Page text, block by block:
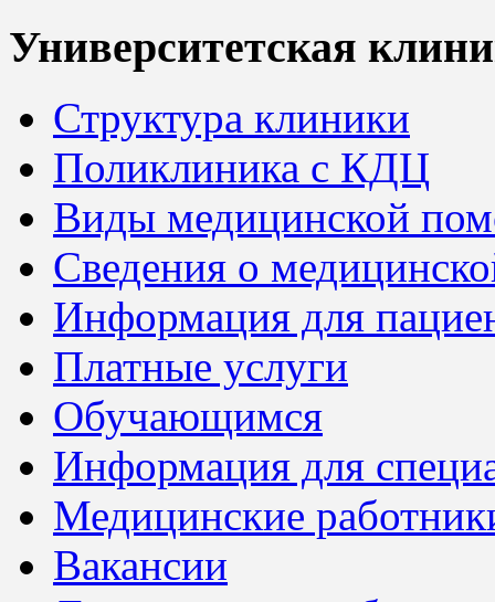
Университетская
Структура клиники
Поликлиника с КДЦ
Виды медицинской
Сведения о
Информация для
Платные услуги
Обучающимся
Информация для
Медицинские
Вакансии